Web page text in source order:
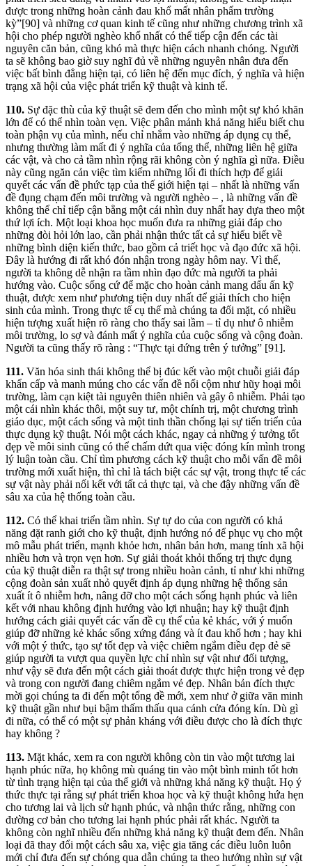
được trong những hoàn cảnh đau khổ mất nhân phẩm trường
kỳ”[90] và những cơ quan kinh tế cũng như những chương trình xã
hội cho phép người nghèo khổ nhất có thể tiếp cận đến các tài
nguyên căn bản, cũng khó mà thực hiện cách nhanh chóng. Người
ta sẽ không bao giờ suy nghĩ đủ về những nguyên nhân đưa đến
việc bất bình đẳng hiện tại, có liên hệ đến mục đích, ý nghĩa và hiện
trạng xã hội của việc phát triển kỹ thuật và kinh tế.
110. Sự đặc thù của kỹ thuật sẽ đem đến cho mình một sự khó khăn
lớn để có thể nhìn toàn vẹn. Việc phân mảnh khả năng hiểu biết chu
toàn phận vụ của mình, nếu chỉ nhắm vào những áp dụng cụ thể,
nhưng thường làm mất đi ý nghĩa của tổng thể, những liên hệ giữa
các vật, và cho cả tầm nhìn rộng rãi không còn ý nghĩa gì nữa. Điều
này cũng ngăn cản việc tìm kiếm những lối đi thích hợp để giải
quyết các vấn đề phức tạp của thế giới hiện tại – nhất là những vấn
đề đụng chạm đến môi trường và người nghèo – , là những vấn đề
không thể chỉ tiếp cận bằng một cái nhìn duy nhất hay dựa theo một
thứ lợi ích. Một loại khoa học muốn đưa ra những giải đáp cho
những đòi hỏi lớn lao, cần phải nhận thức tất cả sự hiểu biết về
những bình diện kiến thức, bao gồm cả triết học và đạo đức xã hội.
Đây là hướng đi rất khó đón nhận trong ngày hôm nay. Vì thế,
người ta không dễ nhận ra tầm nhìn đạo đức mà người ta phải
hướng vào. Cuộc sống cứ để mặc cho hoàn cảnh mang dấu ấn kỹ
thuật, được xem như phương tiện duy nhất để giải thích cho hiện
sinh của mình. Trong thực tế cụ thế mà chúng ta đối mặt, có nhiều
hiện tượng xuất hiện rõ ràng cho thấy sai lầm – tỉ dụ như ô nhiễm
môi trường, lo sợ và đánh mất ý nghĩa của cuộc sống và cộng đoàn.
Người ta cũng thấy rõ ràng : “Thực tại đứng trên ý tưởng” [91].
111. Văn hóa sinh thái không thể bị đúc kết vào một chuỗi giải đáp
khẩn cấp và manh múng cho các vấn đề nổi cộm như hũy hoại môi
trường, làm cạn kiệt tài nguyên thiên nhiên và gây ô nhiễm. Phải tạo
một cái nhìn khác thôi, một suy tư, một chính trị, một chương trình
giáo dục, một cách sống và một tinh thần chống lại sự tiến triển của
thực dụng kỹ thuật. Nói một cách khác, ngay cả những ý tưởng tốt
đẹp về môi sinh cũng có thể chấm dứt qua việc đóng kín mình trong
lý luận toàn cầu. Chỉ tìm phương cách kỹ thuật cho mỗi vấn đề môi
trường mới xuất hiện, thì chỉ là tách biệt các sự vật, trong thực tế các
sự vật này phải nối kết với tất cả thực tại, và che đậy những vấn đề
sâu xa của hệ thống toàn cầu.
112. Có thể khai triển tầm nhìn. Sự tự do của con người có khả
năng đặt ranh giới cho kỹ thuật, định hướng nó để phục vụ cho một
mô mẫu phát triển, mạnh khỏe hơn, nhân bản hơn, mang tính xã hội
nhiều hơn và trọn vẹn hơn. Sự giải thoát khỏi thống trị thực dụng
của kỹ thuật diễn ra thật sự trong nhiều hoàn cảnh, tỉ như khi những
cộng đoàn sản xuất nhỏ quyết định áp dụng những hệ thống sản
xuất ít ô nhiễm hơn, nâng đỡ cho một cách sống hạnh phúc và liên
kết với nhau không định hướng vào lợi nhuận; hay kỹ thuật định
hướng cách giải quyết các vấn đề cụ thể của kẻ khác, với ý muốn
giúp đỡ những kẻ khác sống xứng đáng và ít đau khổ hơn ; hay khi
với một ý thức, tạo sự tốt đẹp và việc chiêm ngắm điều đẹp đẻ sẽ
giúp người ta vượt qua quyền lực chỉ nhìn sự vật như đối tượng,
như vậy sẽ đưa đến một cách giải thoát được thực hiện trong vẻ đẹp
và trong con người đang chiêm ngắm vẻ đẹp. Nhân bản đích thực
mời gọi chúng ta đi đến một tổng đề mới, xem như ở giữa văn minh
kỹ thuật gần như bụi bậm thấm thấu qua cánh cửa đóng kín. Dù gì
đi nữa, có thể có một sự phản kháng với điều được cho là đích thực
hay không ?
113. Mặt khác, xem ra con người không còn tin vào một tương lai
hạnh phúc nữa, họ không mù quáng tin vào một bình minh tốt hơn
từ tình trạng hiện tại của thế giới và những khả năng kỹ thuật. Họ ý
thức thực tại rằng sự phát triển khoa học và kỹ thuật không hứa hẹn
cho tương lai và lịch sử hạnh phúc, và nhận thức rằng, những con
đường cơ bản cho tương lai hạnh phúc phải rất khác. Người ta
không còn nghĩ nhiều đến những khả năng kỹ thuật đem đến. Nhân
loại đã thay đổi một cách sâu xa, việc gia tăng các điều luôn luôn
mới chỉ đưa đến sự chóng qua dẫn chúng ta theo hướng nhìn sự vật